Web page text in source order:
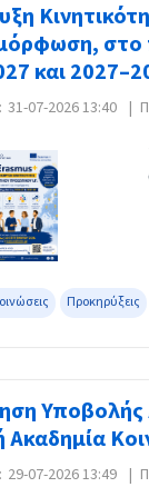
στο
και
31-07-2026 13:40 |
Προκηρύξεις
Υποβολής
Ακαδημία
29-07-2026 13:49 |